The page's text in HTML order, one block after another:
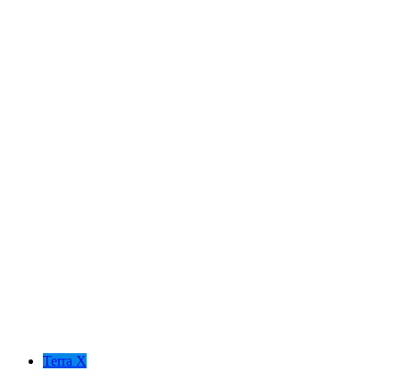
Terra X